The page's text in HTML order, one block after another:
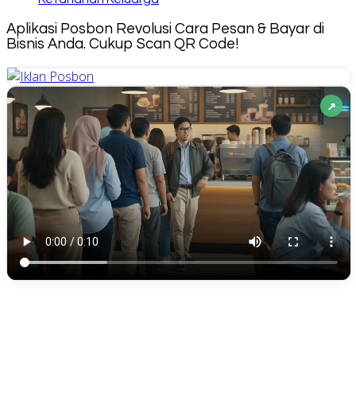
Aplikasi Posbon Revolusi Cara Pesan & Bayar di
Bisnis Anda. Cukup Scan QR Code!
↗